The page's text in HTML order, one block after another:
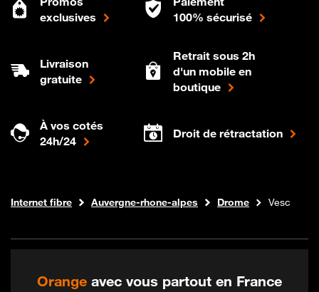
exclusives
100% sécurisé
Livraison
gratuite
Retrait sous 2h
d'un mobile en
boutique
À vos cotés
24h/24
Droit de rétractation
Boutique Orange
Internet fibre Auvergne-rhone-alpes Drome Vesc